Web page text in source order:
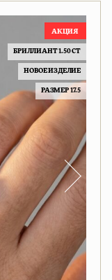
БРИЛЛИАНТ 1.50 CT
НОВОЕ ИЗДЕЛИЕ
РАЗМЕР 17.5